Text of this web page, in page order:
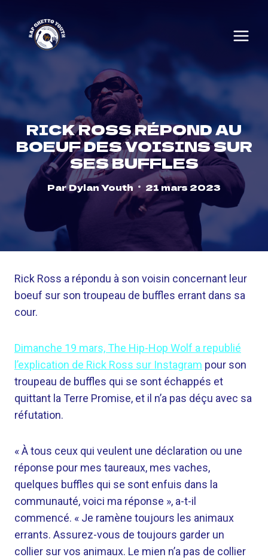
content
RICK ROSS RÉPOND AU
BOEUF DES VOISINS SUR
SES BUFFLES
ParDylan Youth 21 mars 2023
Rick Ross a répondu à son voisin concernant leur
boeuf sur son troupeau de buffles errant dans sa
cour.
Dimanche 19 mars, The Hip-Hop Wolf a republié
l’explication de Rick Ross sur Instagram pour son
troupeau de buffles qui se sont échappés et
quittant la Terre Promise, et il n’a pas déçu avec sa
réfutation.
« À tous ceux qui veulent une déclaration ou une
réponse pour mes taureaux, mes vaches,
quelques buffles qui se sont enfuis dans la
communauté, voici ma réponse », a-t-il
commencé. « Je ramène toujours les animaux
errants. Assurez-vous de toujours garder un
collier sur vos animaux. Le mien n’a pas de collier